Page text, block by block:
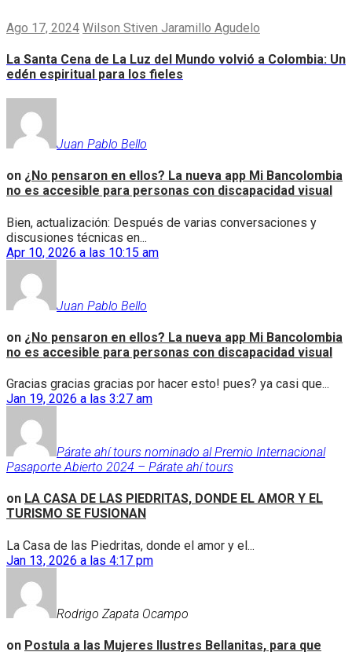
Ago 17, 2024 Wilson Stiven Jaramillo Agudelo
La Santa Cena de La Luz del Mundo volvió a Colombia: Un
edén espiritual para los fieles
Juan Pablo Bello
on ¿No pensaron en ellos? La nueva app Mi Bancolombia
no es accesible para personas con discapacidad visual
Bien, actualización: Después de varias conversaciones y
discusiones técnicas en...
Apr 10, 2026 a las 10:15 am
Juan Pablo Bello
on ¿No pensaron en ellos? La nueva app Mi Bancolombia
no es accesible para personas con discapacidad visual
Gracias gracias gracias por hacer esto! pues? ya casi que...
Jan 19, 2026 a las 3:27 am
Párate ahí tours nominado al Premio Internacional
Pasaporte Abierto 2024 – Párate ahí tours
on LA CASA DE LAS PIEDRITAS, DONDE EL AMOR Y EL
TURISMO SE FUSIONAN
La Casa de las Piedritas, donde el amor y el...
Jan 13, 2026 a las 4:17 pm
Rodrigo Zapata Ocampo
on Postula a las Mujeres Ilustres Bellanitas, para que